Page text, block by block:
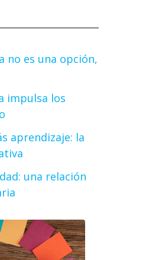
no es una opción,
impulsa los
aprendizaje: la
una relación